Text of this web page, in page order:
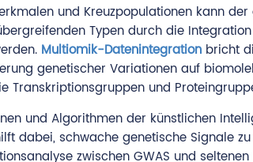
und Kreuzpopulationen kann
Typen durch die
Multiomik-Datenintegration bricht
genetischer Variationen auf
Transkriptionsgruppen und
und Algorithmen der künstlichen
dabei, schwache genetische Signale
zwischen GWAS und